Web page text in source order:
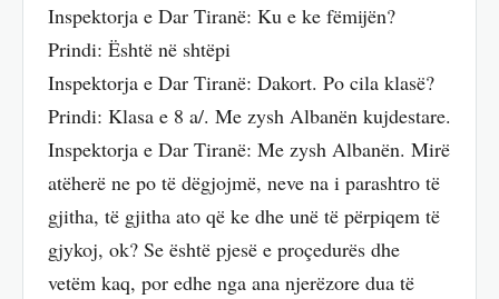
Inspektorja e Dar Tiranë: Ku e ke fëmijën?
Prindi: Është në shtëpi
Inspektorja e Dar Tiranë: Dakort. Po cila klasë?
Prindi: Klasa e 8 a/. Me zysh Albanën kujdestare.
Inspektorja e Dar Tiranë: Me zysh Albanën. Mirë
atëherë ne po të dëgjojmë, neve na i parashtro të
gjitha, të gjitha ato që ke dhe unë të përpiqem të
gjykoj, ok? Se është pjesë e proçedurës dhe
vetëm kaq, por edhe nga ana njerëzore dua të